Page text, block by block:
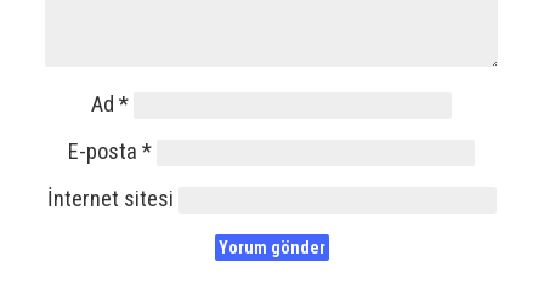
Ad*
E-posta*
İnternet sitesi